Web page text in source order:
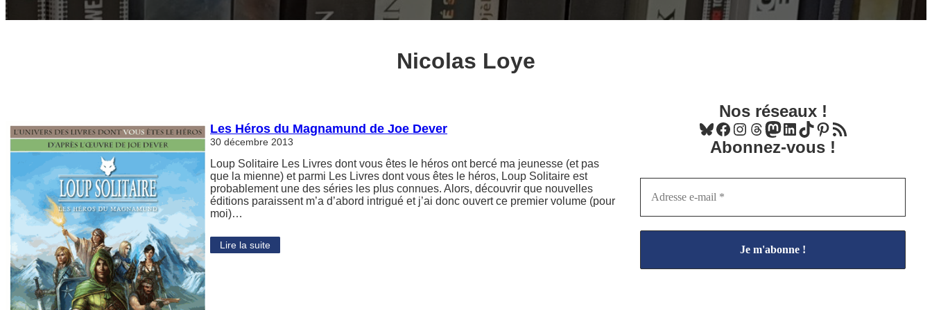
Nicolas Loye
Les Héros du Magnamund de Joe Dever
30 décembre 2013
Loup Solitaire Les Livres dont vous êtes le héros ont bercé ma jeunesse (et pas
que la mienne) et parmi Les Livres dont vous êtes le héros, Loup Solitaire est
probablement une des séries les plus connues. Alors, découvrir que nouvelles
éditions paraissent m’a d’abord intrigué et j’ai donc ouvert ce premier volume (pour
moi)…
Lire la suite
Nos réseaux !
Bluesky Facebook Instagram Threads Mastodon LinkedIn TikTok Pinterest
Flux RSS
Abonnez-vous !